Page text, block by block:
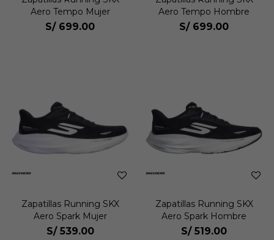
Aero Tempo Mujer
S/ 699.00
Aero Tempo Hombre
S/ 699.00
Zapatillas Running SKX
Aero Spark Mujer
S/ 539.00
Zapatillas Running SKX
Aero Spark Hombre
S/ 519.00